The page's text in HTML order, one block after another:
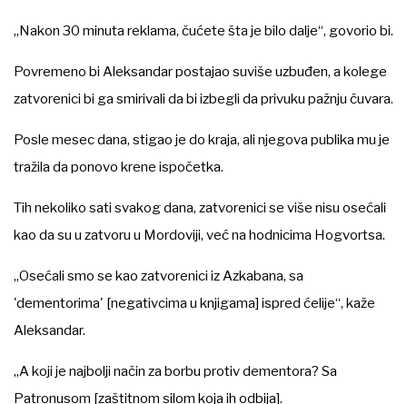
„Nakon 30 minuta reklama, čućete šta je bilo dalje“, govorio bi.
Povremeno bi Aleksandar postajao suviše uzbuđen, a kolege
zatvorenici bi ga smirivali da bi izbegli da privuku pažnju čuvara.
Posle mesec dana, stigao je do kraja, ali njegova publika mu je
tražila da ponovo krene ispočetka.
Tih nekoliko sati svakog dana, zatvorenici se više nisu osećali
kao da su u zatvoru u Mordoviji, već na hodnicima Hogvortsa.
„Osećali smo se kao zatvorenici iz Azkabana, sa
'dementorima' [negativcima u knjigama] ispred ćelije“, kaže
Aleksandar.
„A koji je najbolji način za borbu protiv dementora? Sa
Patronusom [zaštitnom silom koja ih odbija].